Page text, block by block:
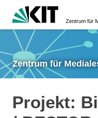
Zentrum für
Zentrum für
Projekt: